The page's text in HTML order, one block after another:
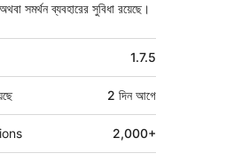
সমর্থন ব্যবহারের সুবিধা রয়েছে।
1.7.5
2 দিনআগে
2,000+